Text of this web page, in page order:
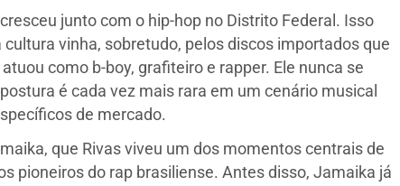
junto com o hip-hop no Distrito Federal. Isso
vinha, sobretudo, pelos discos importados que
como b-boy, grafiteiro e rapper. Ele nunca se
é cada vez mais rara em um cenário musical
de mercado.
que Rivas viveu um dos momentos centrais de
pioneiros do rap brasiliense. Antes disso, Jamaika já